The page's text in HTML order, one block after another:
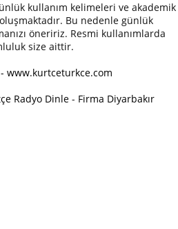
kullanım kelimeleri ve akademik
Bu nedenle günlük
öneririz. Resmi kullanımlarda
size aittir.
www.kurtceturkce.com
Radyo Dinle - Firma Diyarbakır